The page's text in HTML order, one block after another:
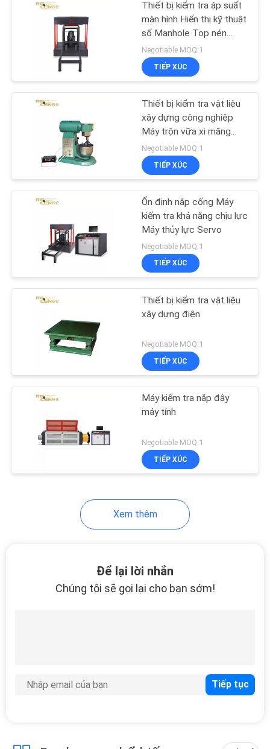
Hệ thống giám sát
video
Phụ tùng cần cẩu
tháp
26
Bảng điều khiển cần
cẩu tháp
Gondola nền tảng bị
đình chỉ
Thiết bị kiểm tra vật
nhà thông minh
Thiết bị kiểm tra áp suất
màn hình Hiển thị kỹ thuật
số Manhole Top nén
Stress Test
Negotiable MOQ:1
TIẾP XÚC
Thiết bị kiểm tra vật liệu
xây dựng công nghiệp
Máy trộn vữa xi măng
2.5L
Negotiable MOQ:1
TIẾP XÚC
Ổn định nắp cống Máy
kiểm tra khả năng chịu lực
Máy thủy lực Servo
Negotiable MOQ:1
TIẾP XÚC
Thiết bị kiểm tra vật liệu
xây dựng điện
Negotiable MOQ:1
TIẾP XÚC
Máy kiểm tra nắp đậy
máy tính
Negotiable MOQ:1
TIẾP XÚC
Xem thêm
Để lại lời nhắn
Chúng tôi sẽ gọi lại cho bạn sớm!